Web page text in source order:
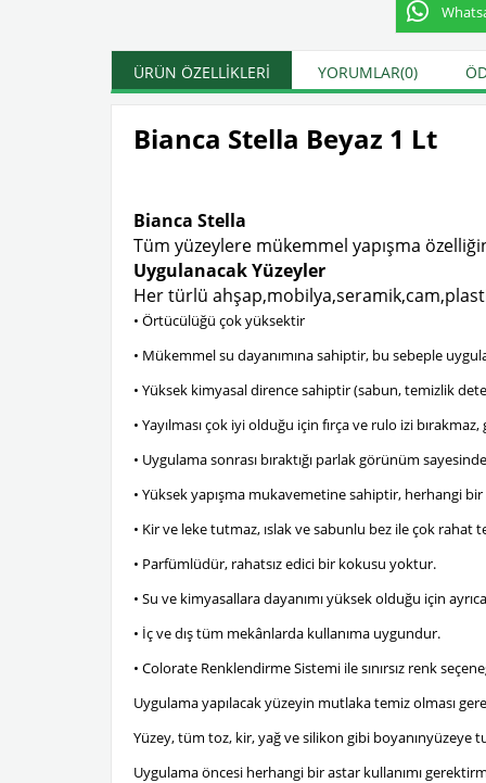
ÜRÜN ÖZELLIKLERI YORUMLAR(0)
Bianca Stella Beyaz 1 Lt
Bianca Stella
Tüm yüzeylere mükemmel yapışma
Uygulanacak Yüzeyler
Her türlü
• Örtücülüğü çok yüksektir
• Mükemmel su dayanımına sahiptir, bu sebeple
• Yüksek kimyasal dirence sahiptir (sabun, temizlik
• Yayılması çok iyi olduğu için fırça ve rulo izi
• Uygulama sonrası bıraktığı parlak görünüm
• Yüksek yapışma mukavemetine sahiptir, herhangi
• Kir ve leke tutmaz, ıslak ve sabunlu bez ile çok rahat
• Parfümlüdür, rahatsız edici bir kokusu yoktur.
• Su ve kimyasallara dayanımı yüksek olduğu için
• İç ve dış tüm mekânlarda kullanıma uygundur.
• Colorate Renklendirme Sistemi ile sınırsız renk
Uygulama yapılacak yüzeyin mutlaka temiz olması
Yüzey, tüm toz, kir, yağ ve silikon gibi boyanınyüzeye
Uygulama öncesi herhangi bir astar kullanımı